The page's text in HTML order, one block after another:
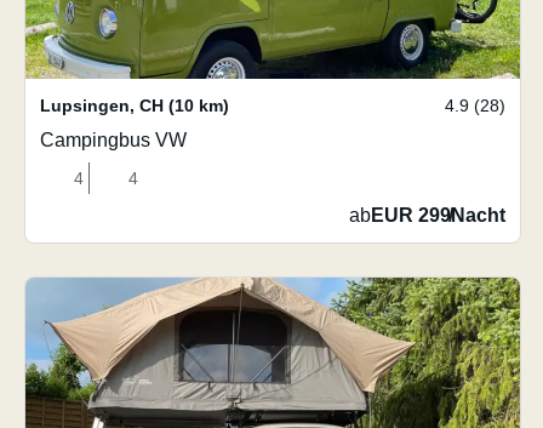
Lupsingen, CH (10 km) 4.9 (28)
Campingbus VW
4 4
abEUR 299/Nacht